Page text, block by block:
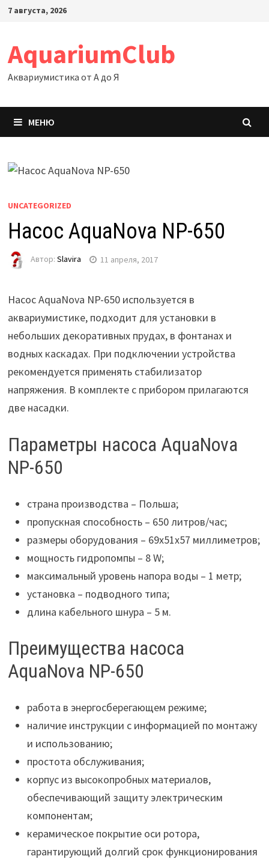
Перейти
7 августа, 2026
AquariumClub
Аквариумистика от А до Я
МЕНЮ
UNCATEGORIZED
Насос AquaNova NP-650
Автор: Slavira 11 апреля, 2017
Насос AquaNova NP-650 используется в
аквариумистике, подходит для установки в
небольших декоративных прудах, в фонтанах и
водных каскадах. При подключении устройства
рекомендуется применять стабилизатор
напряжения. В комплекте с прибором прилагаются
две насадки.
Параметры насоса AquaNova
NP-650
страна производства – Польша;
пропускная способность – 650 литров/час;
размеры оборудования – 69х51х57 миллиметров;
мощность гидропомпы – 8 W;
максимальный уровень напора воды – 1 метр;
установка – подводного типа;
длина кабельного шнура – 5 м.
Преимущества насоса
AquaNova NP-650
работа в энергосберегающем режиме;
наличие инструкции с информацией по монтажу
и использованию;
простота обслуживания;
корпус из высокопробных материалов,
обеспечивающий защиту электрическим
компонентам;
керамическое покрытие оси ротора,
гарантирующий долгий срок функционирования